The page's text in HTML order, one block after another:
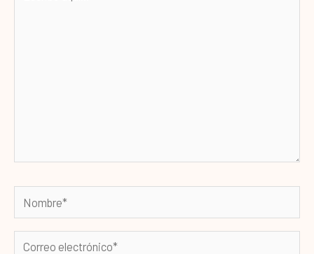
Nombre*
Correo